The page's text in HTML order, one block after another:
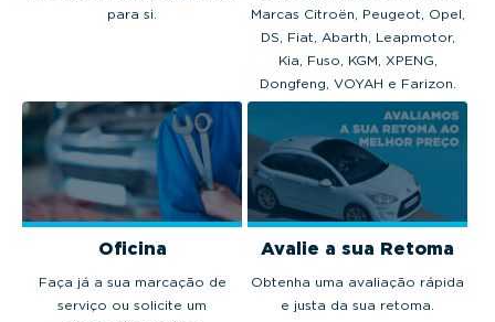
para si.
Marcas Citroën, Peugeot, Opel,
DS, Fiat, Abarth, Leapmotor,
Kia, Fuso, KGM, XPENG,
Dongfeng, VOYAH e Farizon.
Oficina
Faça já a sua marcação de
serviço ou solicite um
Avalie a sua Retoma
Obtenha uma avaliação rápida
e justa da sua retoma.